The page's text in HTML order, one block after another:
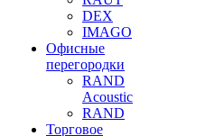
DEX
IMAGO
Офисные
перегородки
RAND
Acoustic
RAND
Торговое